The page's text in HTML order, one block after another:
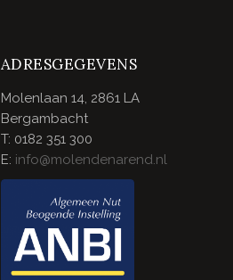
ADRESGEGEVENS
Molenlaan 14, 2861 LA
Bergambacht
T: 0182 351 300
E: info@molendenarend.nl